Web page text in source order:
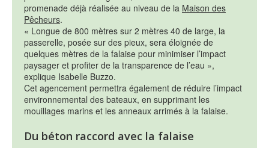
promenade déjà réalisée au niveau de la Maison des
Pêcheurs.
« Longue de 800 mètres sur 2 mètres 40 de large, la
passerelle, posée sur des pieux, sera éloignée de
quelques mètres de la falaise pour minimiser l’impact
paysager et profiter de la transparence de l’eau »,
explique Isabelle Buzzo.
Cet agencement permettra également de réduire l’impact
environnemental des bateaux, en supprimant les
mouillages marins et les anneaux arrimés à la falaise.
Du béton raccord avec la falaise